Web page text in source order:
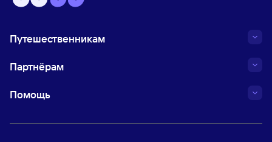
Путешественникам
Партнёрам
Помощь